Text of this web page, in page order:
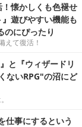
懐かしくも色褪せ
遊びやすい機能も
のにぴったり
えて復活！
と『ウィザードリ
ないRPG"の沼にど
仕事にするという